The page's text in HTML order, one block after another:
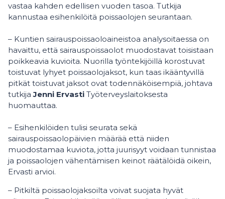
vastaa kahden edellisen vuoden tasoa. Tutkija
kannustaa esihenkilöitä poissaolojen seurantaan.
– Kuntien sairauspoissaoloaineistoa analysoitaessa on
havaittu, että sairauspoissaolot muodostavat toisistaan
poikkeavia kuvioita. Nuorilla työntekijöillä korostuvat
toistuvat lyhyet poissaolojaksot, kun taas ikääntyvillä
pitkät toistuvat jaksot ovat todennäköisempiä, johtava
tutkijaJenni Ervasti Työterveyslaitoksesta
huomauttaa.
– Esihenkilöiden tulisi seurata sekä
sairauspoissaolopäivien määrää että niiden
muodostamaa kuviota, jotta juurisyyt voidaan tunnistaa
ja poissaolojen vähentämisen keinot räätälöidä oikein,
Ervasti arvioi.
– Pitkiltä poissaolojaksoilta voivat suojata hyvät